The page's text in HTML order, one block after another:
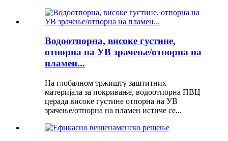
Водоотпорна, високе густине,
отпорна на УВ зрачење/отпорна на
пламен...
На глобалном тржишту заштитних
материјала за покривање, водоотпорна ПВЦ
церада високе густине отпорна на УВ
зрачење/отпорна на пламен истиче се...